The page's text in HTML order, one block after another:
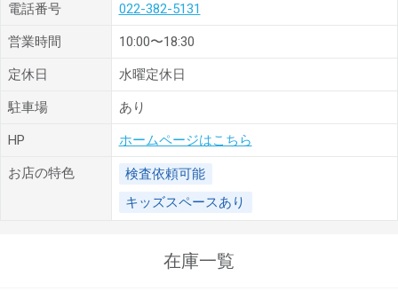
電話番号 022-382-5131
営業時間 10:00〜18:30
定休日 水曜定休日
駐車場 あり
HP ホームページはこちら
お店の特色
検査依頼可能
キッズスペースあり
在庫一覧